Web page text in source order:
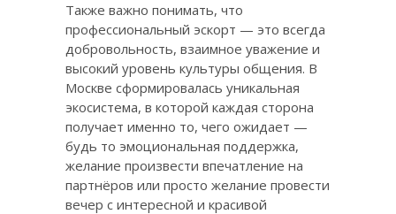
Также важно понимать, что
профессиональный эскорт — это всегда
добровольность, взаимное уважение и
высокий уровень культуры общения. В
Москве сформировалась уникальная
экосистема, в которой каждая сторона
получает именно то, чего ожидает —
будь то эмоциональная поддержка,
желание произвести впечатление на
партнёров или просто желание провести
вечер с интересной и красивой